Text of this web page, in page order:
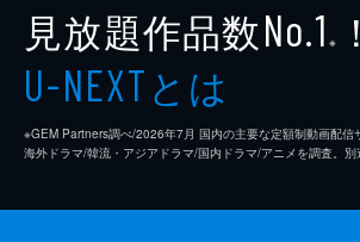
見放題作品数No.1 ※
U-NEXTとは
※GEM Partners調べ/2026年7⽉ 国内の主要な定額制動画配信
海外ドラマ/韓流・アジアドラマ/国内ドラマ/アニメを調査。別